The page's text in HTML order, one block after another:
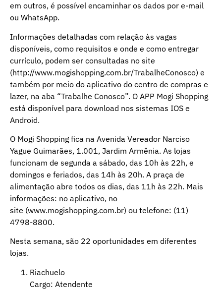
em outros, é possível encaminhar os dados por e-mail
ou WhatsApp.
Informações detalhadas com relação às vagas
disponíveis, como requisitos e onde e como entregar
currículo, podem ser consultadas no site
(http://www.mogishopping.com.br/TrabalheConosco) e
também por meio do aplicativo do centro de compras e
lazer, na aba “Trabalhe Conosco”. O APP Mogi Shopping
está disponível para download nos sistemas IOS e
Android.
O Mogi Shopping fica na Avenida Vereador Narciso
Yague Guimarães, 1.001, Jardim Armênia. As lojas
funcionam de segunda a sábado, das 10h às 22h, e
domingos e feriados, das 14h às 20h. A praça de
alimentação abre todos os dias, das 11h às 22h. Mais
informações: no aplicativo, no
site (www.mogishopping.com.br) ou telefone: (11)
4798-8800.
Nesta semana, são 22 oportunidades em diferentes
lojas.
Riachuelo
Cargo: Atendente